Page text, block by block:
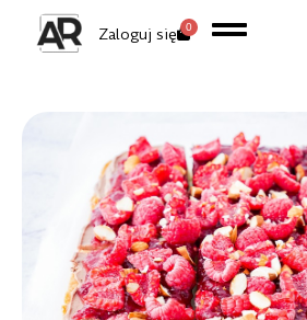
Zaloguj się 0